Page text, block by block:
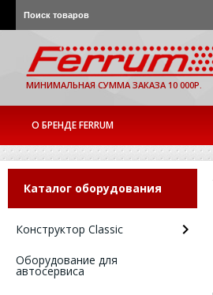
МИНИМАЛЬНАЯ СУММА ЗАКАЗА 10 000Р.
О БРЕНДЕ FERRUM
Каталог оборудования
Конструктор Classic
Оборудование для
автосервиса